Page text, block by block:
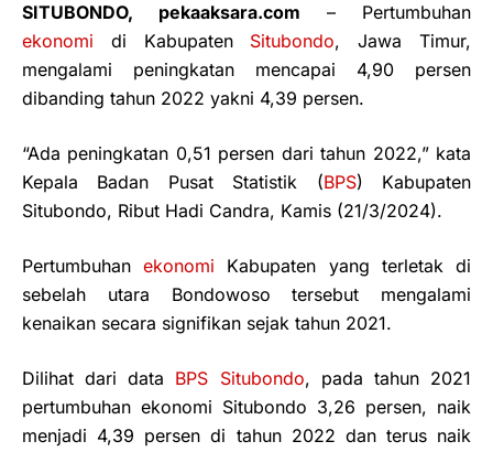
SITUBONDO, pekaaksara.com – Pertumbuhan
ekonomi di Kabupaten Situbondo, Jawa Timur,
mengalami peningkatan mencapai 4,90 persen
dibanding tahun 2022 yakni 4,39 persen.
“Ada peningkatan 0,51 persen dari tahun 2022,” kata
Kepala Badan Pusat Statistik (BPS) Kabupaten
Situbondo, Ribut Hadi Candra, Kamis (21/3/2024).
Pertumbuhanekonomi Kabupaten yang terletak di
sebelah utara Bondowoso tersebut mengalami
kenaikan secara signifikan sejak tahun 2021.
Dilihat dari data BPS Situbondo, pada tahun 2021
pertumbuhan ekonomi Situbondo 3,26 persen, naik
menjadi 4,39 persen di tahun 2022 dan terus naik